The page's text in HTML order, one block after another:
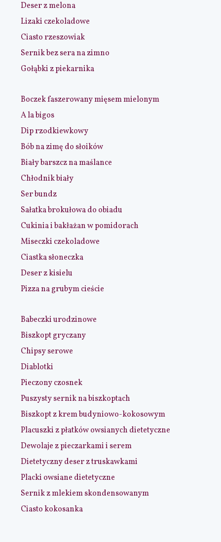
Deser z melona
Lizaki czekoladowe
Ciasto rzeszowiak
Sernik bez sera na zimno
Gołąbki z piekarnika
Boczek faszerowany mięsem mielonym
A la bigos
Dip rzodkiewkowy
Bób na zimę do słoików
Biały barszcz na maślance
Chłodnik biały
Ser bundz
Sałatka brokułowa do obiadu
Cukinia i bakłażan w pomidorach
Miseczki czekoladowe
Ciastka słoneczka
Deser z kisielu
Pizza na grubym cieście
Babeczki urodzinowe
Biszkopt gryczany
Chipsy serowe
Diablotki
Pieczony czosnek
Puszysty sernik na biszkoptach
Biszkopt z krem budyniowo-kokosowym
Placuszki z płatków owsianych dietetyczne
Dewolaje z pieczarkami i serem
Dietetyczny deser z truskawkami
Placki owsiane dietetyczne
Sernik z mlekiem skondensowanym
Ciasto kokosanka